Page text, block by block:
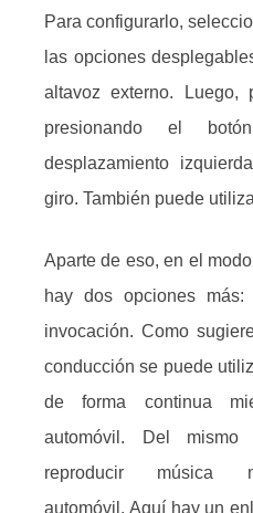
Para configurarlo,
las opciones
altavoz externo.
Luego,
presionando el
desplazamiento
giro. También puede
Aparte de eso, en el
hay dos opciones
invocación.Como
conducción se puede
de forma continua
automóvil.
Del mismo
reproducir música
automóvil.Aquí hay un